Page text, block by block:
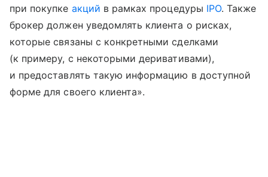
при покупке акций в рамках процедуры IPO. Также
брокер должен уведомлять клиента о рисках,
которые связаны с конкретными сделками
(к примеру, с некоторыми деривативами),
и предоставлять такую информацию в доступной
форме для своего клиента».